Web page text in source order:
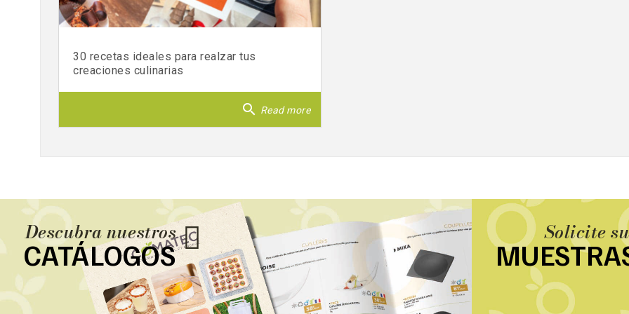
30 recetas ideales para realzar tus
creaciones culinarias
search Read more
Descubra nuestros
CATÁLOGOS
Solicite